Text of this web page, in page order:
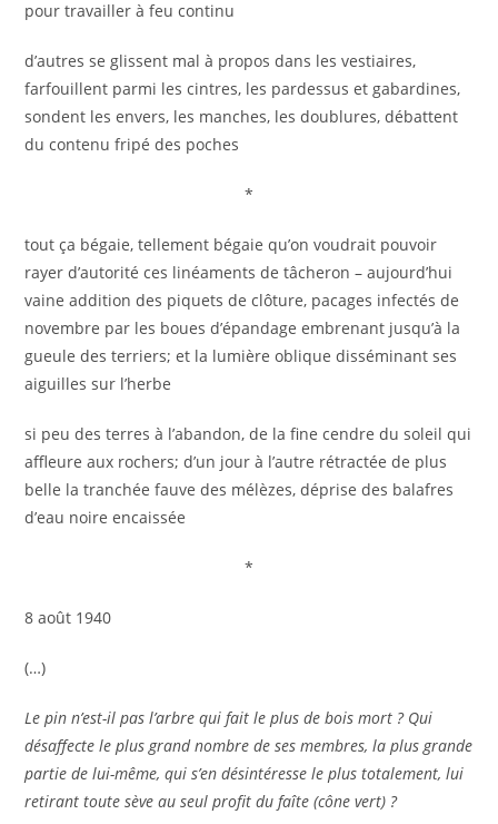
pour travailler à feu continu
d’autres se glissent mal à propos dans les vestiaires,
farfouillent parmi les cintres, les pardessus et gabardines,
sondent les envers, les manches, les doublures, débattent
du contenu fripé des poches
*
tout ça bégaie, tellement bégaie qu’on voudrait pouvoir
rayer d’autorité ces linéaments de tâcheron – aujourd’hui
vaine addition des piquets de clôture, pacages infectés de
novembre par les boues d’épandage embrenant jusqu’à la
gueule des terriers; et la lumière oblique disséminant ses
aiguilles sur l’herbe
si peu des terres à l’abandon, de la fine cendre du soleil qui
affleure aux rochers; d’un jour à l’autre rétractée de plus
belle la tranchée fauve des mélèzes, déprise des balafres
d’eau noire encaissée
*
8 août 1940
(…)
Le pin n’est-il pas l’arbre qui fait le plus de bois mort ? Qui
désaffecte le plus grand nombre de ses membres, la plus grande
partie de lui-même, qui s’en désintéresse le plus totalement, lui
retirant toute sève au seul profit du faîte (cône vert) ?